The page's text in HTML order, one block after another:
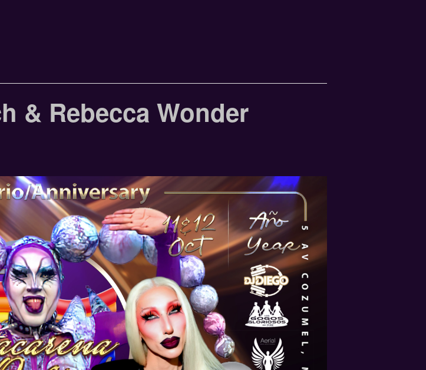
& Rebecca Wonder